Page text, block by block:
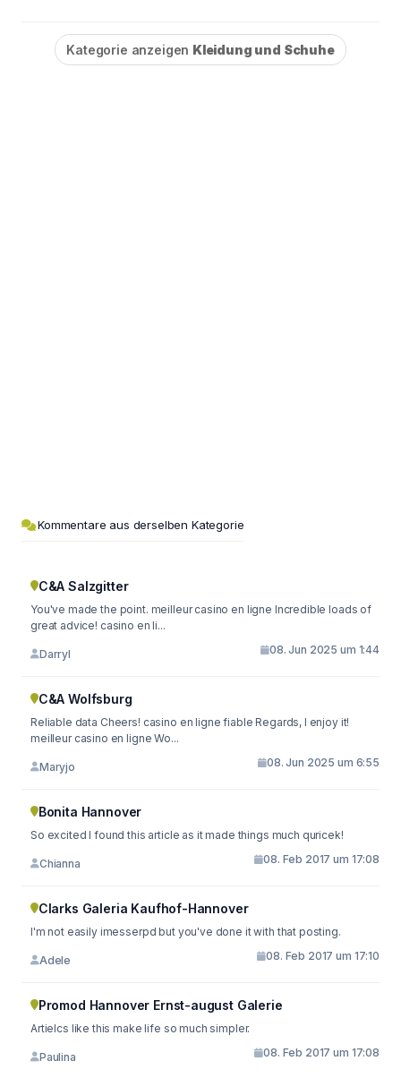
Kategorie anzeigen Kleidung und Schuhe
Kommentare aus derselben Kategorie
C&A Salzgitter
You've made the point. meilleur casino en ligne Incredible loads of
great advice! casino en li...
Darryl 08. Jun 2025 um 1:44
C&A Wolfsburg
Reliable data Cheers! casino en ligne fiable Regards, I enjoy it!
meilleur casino en ligne Wo...
Maryjo 08. Jun 2025 um 6:55
Bonita Hannover
So excited I found this article as it made things much quricek!
Chianna 08. Feb 2017 um 17:08
Clarks Galeria Kaufhof-Hannover
I'm not easily imesserpd but you've done it with that posting.
Adele 08. Feb 2017 um 17:10
Promod Hannover Ernst-august Galerie
Artielcs like this make life so much simpler.
Paulina 08. Feb 2017 um 17:08